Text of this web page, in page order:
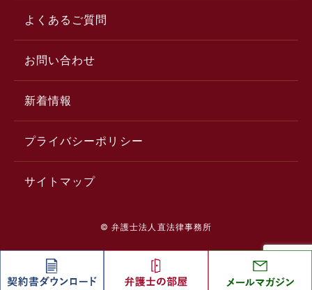
よくあるご質問
お問い合わせ
新着情報
プライバシーポリシー
サイトマップ
© 弁護士法人直法律事務所